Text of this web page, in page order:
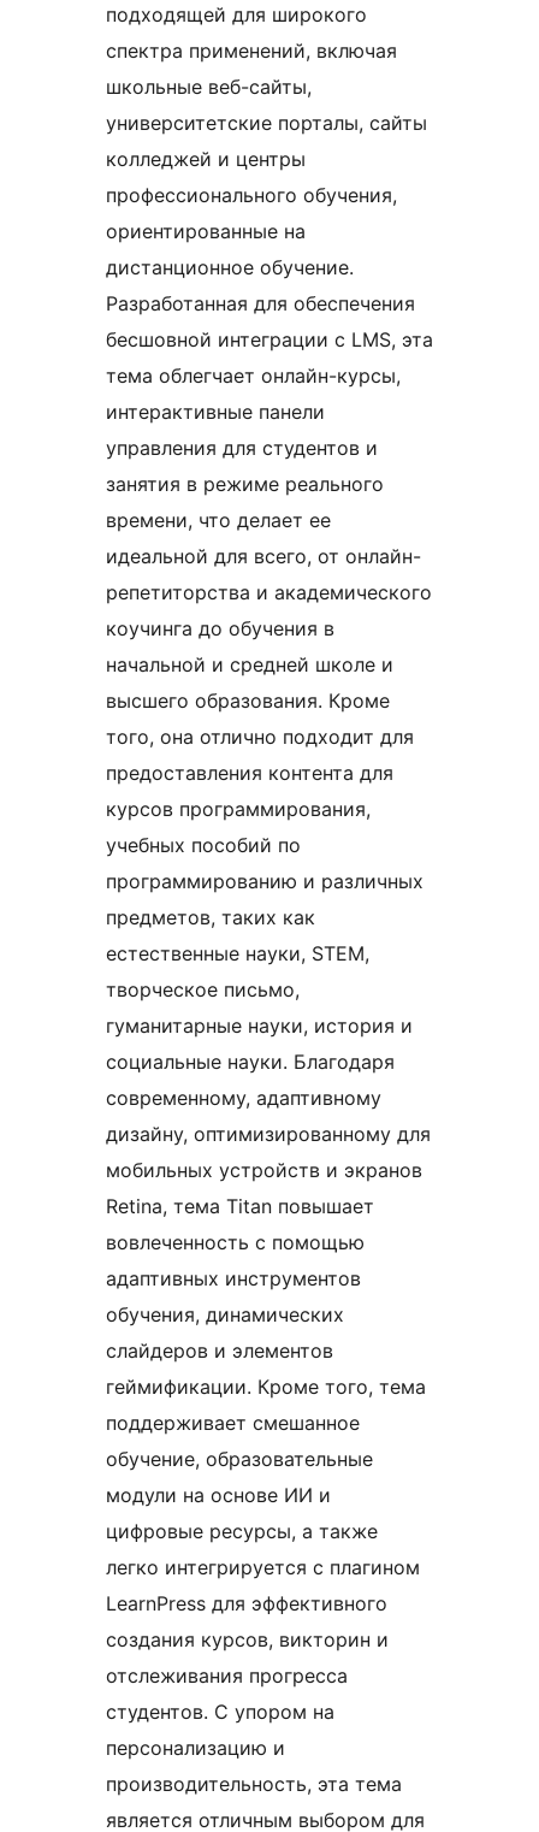
подходящей для широкого
спектра применений, включая
школьные веб-сайты,
университетские порталы, сайты
колледжей и центры
профессионального обучения,
ориентированные на
дистанционное обучение.
Разработанная для обеспечения
бесшовной интеграции с LMS, эта
тема облегчает онлайн-курсы,
интерактивные панели
управления для студентов и
занятия в режиме реального
времени, что делает ее
идеальной для всего, от онлайн-
репетиторства и академического
коучинга до обучения в
начальной и средней школе и
высшего образования. Кроме
того, она отлично подходит для
предоставления контента для
курсов программирования,
учебных пособий по
программированию и различных
предметов, таких как
естественные науки, STEM,
творческое письмо,
гуманитарные науки, история и
социальные науки. Благодаря
современному, адаптивному
дизайну, оптимизированному для
мобильных устройств и экранов
Retina, тема Titan повышает
вовлеченность с помощью
адаптивных инструментов
обучения, динамических
слайдеров и элементов
геймификации. Кроме того, тема
поддерживает смешанное
обучение, образовательные
модули на основе ИИ и
цифровые ресурсы, а также
легко интегрируется с плагином
LearnPress для эффективного
создания курсов, викторин и
отслеживания прогресса
студентов. С упором на
персонализацию и
производительность, эта тема
является отличным выбором для